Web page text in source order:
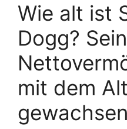
Wie alt ist
Dogg? Sein
mit dem